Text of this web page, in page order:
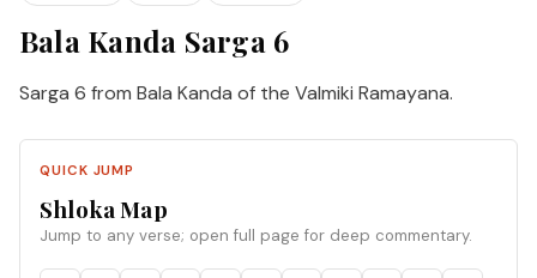
Bala Kanda Sarga 6
Sarga 6 from Bala Kanda of the Valmiki Ramayana.
QUICK JUMP
Shloka Map
Jump to any verse; open full page for deep commentary.